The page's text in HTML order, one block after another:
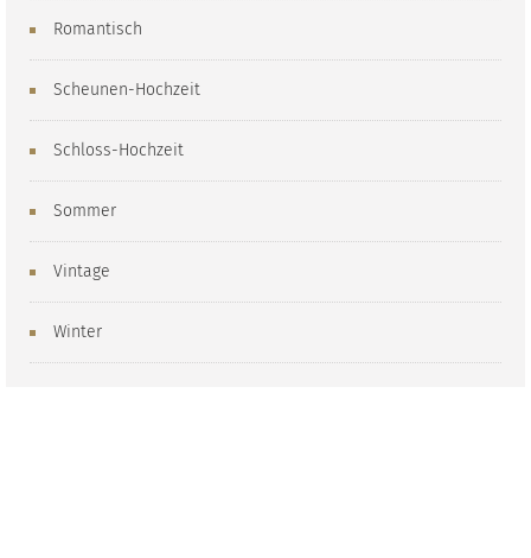
Romantisch
Scheunen-Hochzeit
Schloss-Hochzeit
Sommer
Vintage
Winter